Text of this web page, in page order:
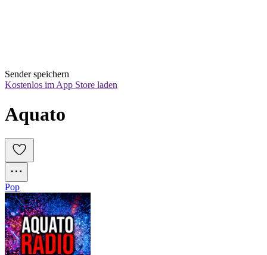
Sender speichern
Kostenlos im App Store laden
Aquato
Pop